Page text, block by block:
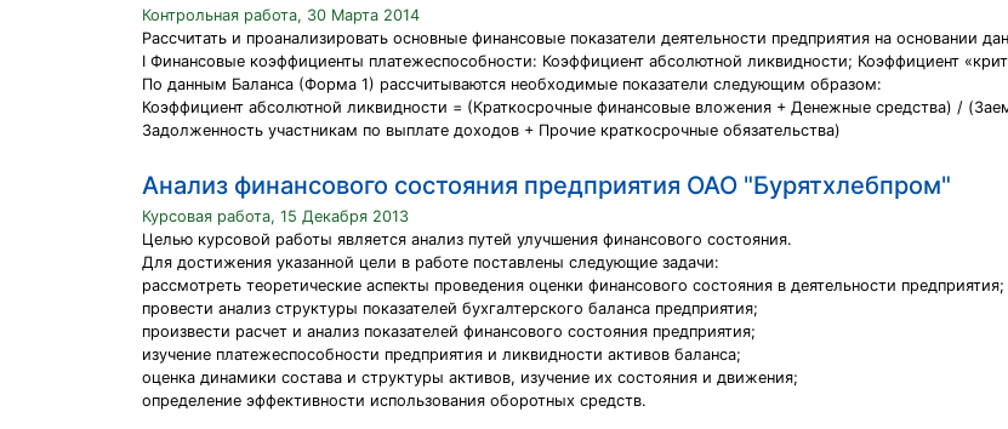
Контрольная работа, 30 Марта 2014
Рассчитать и проанализировать основные финансовые показатели деятельности предприятия на основании
I Финансовые коэффициенты платежеспособности: Коэффициент абсолютной ликвидности; Коэффициент
По данным Баланса (Форма 1) рассчитываются необходимые показатели следующим образом:
Коэффициент абсолютной ликвидности = (Краткосрочные финансовые вложения + Денежные средства) /
Задолженность участникам по выплате доходов + Прочие краткосрочные обязательства)
Анализ финансового состояния предприятия ОАО "Бурятхлебпром"
Курсовая работа, 15 Декабря 2013
Целью курсовой работы является анализ путей улучшения финансового состояния.
Для достижения указанной цели в работе поставлены следующие задачи:
рассмотреть теоретические аспекты проведения оценки финансового состояния в деятельности предприятия;
провести анализ структуры показателей бухгалтерского баланса предприятия;
произвести расчет и анализ показателей финансового состояния предприятия;
изучение платежеспособности предприятия и ликвидности активов баланса;
оценка динамики состава и структуры активов, изучение их состояния и движения;
определение эффективности использования оборотных средств.